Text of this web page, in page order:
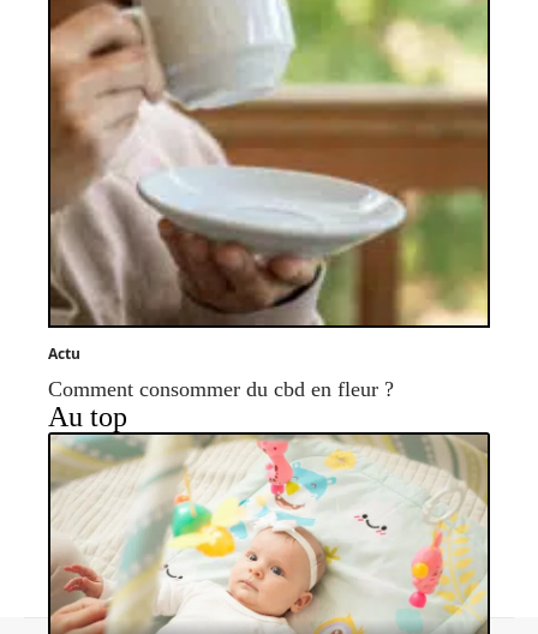
Actu
Comment consommer du cbd en fleur ?
Au top